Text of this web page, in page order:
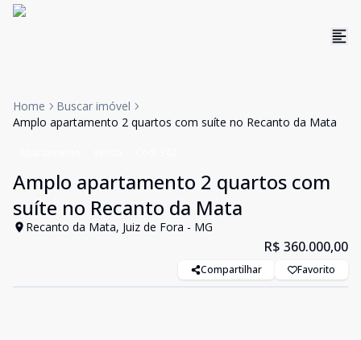
Home
Buscar imóvel
Amplo apartamento 2 quartos com suíte no Recanto da Mata
Amplo apartamento 2 quartos com
suíte no Recanto da Mata
Recanto da Mata, Juiz de Fora - MG
R$ 360.000,00
Compartilhar Favorito